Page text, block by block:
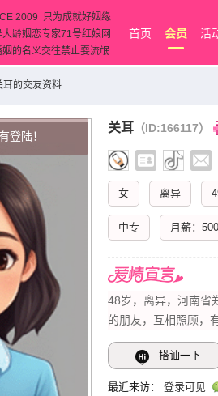
2009 只为成就好姻缘
大龄姻恋专家71号红娘网
姻的名义交往禁止耍流氓
首页 会员 活
耳的交友资料
登陆！
关耳 （ID:166117）
女 离异
中专 月薪：
48岁，离异，河南省
的朋友，互相照顾，
搭讪一下
最近来访： 登录可见